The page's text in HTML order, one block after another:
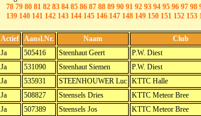
78 79 80 81 82 83 84 85 86 87 88 89 90 91 92 93 94 95 96 97 98
139 140 141 142 143 144 145 146 147 148 149 150 151 152 153
Actief Aansl.Nr. Naam Club
Ja
505416 Steenhaut Geert P.W. Diest
Ja
531090 Steenhaut Siemen P.W. Diest
Ja
535931 STEENHOUWER Luc KTTC Halle
Ja
508827 Steensels Dries KTTC Meteor Bree
Ja
507389 Steensels Jos KTTC Meteor Bree